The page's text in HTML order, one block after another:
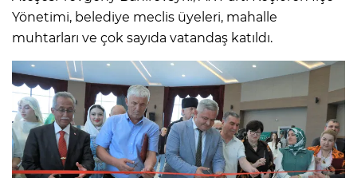
Yönetimi, belediye meclis üyeleri, mahalle
muhtarları ve çok sayıda vatandaş katıldı.